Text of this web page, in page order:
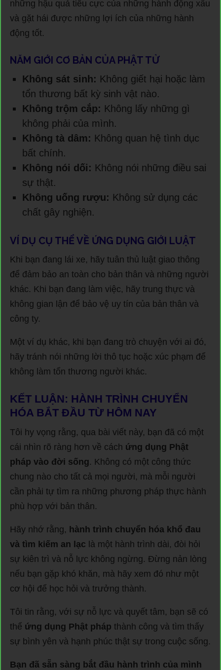
những hậu quả tiêu cực của những hành động xấu
và gặt hái được những lợi ích của những hành
động tốt.
NĂM GIỚI CƠ BẢN CỦA PHẬT TỬ
Không sát sinh: Không giết hại hoặc làm
tổn thương bất kỳ sinh vật nào.
Không trộm cắp: Không lấy những gì
không phải của mình.
Không tà dâm: Không quan hệ tình dục
bất chính.
Không nói dối: Không nói những điều sai
sự thật.
Không uống rượu: Không sử dụng các
chất gây nghiện.
VÍ DỤ CỤ THỂ VỀ ỨNG DỤNG GIỚI LUẬT
Khi bạn đang lái xe, hãy tuân thủ luật giao thông
để đảm bảo an toàn cho bản thân và những người
khác. Khi bạn đang làm việc, hãy trung thực và
không gian lận để bảo vệ uy tín của bản thân và
công ty.
Một ví dụ khác, khi bạn đang trò chuyện với ai đó,
hãy tránh nói những lời thô tục hoặc xúc phạm để
không làm tổn thương người khác.
KẾT LUẬN: HÀNH TRÌNH CHUYỂN
HÓA BẮT ĐẦU TỪ HÔM NAY
Tôi hy vọng rằng, qua bài viết này, bạn đã có một
cái nhìn rõ ràng hơn về cách ứng dụng Phật
pháp vào đời sống. Không có một công thức
chung nào cho tất cả mọi người, mà mỗi người
cần phải tự tìm ra những phương pháp thực hành
phù hợp với bản thân.
Hãy nhớ rằng, hành trình chuyển hóa khổ đau
và tìm kiếm an lạc là một hành trình dài, đòi hỏi
sự kiên trì và nỗ lực không ngừng. Đừng nản lòng
nếu bạn gặp khó khăn, mà hãy xem đó như một
cơ hội để học hỏi và trưởng thành.
Tôi tin rằng, với sự nỗ lực và quyết tâm, bạn sẽ có
thể ứng dụng Phật pháp thành công và tìm thấy
sự bình yên và hạnh phúc thật sự trong cuộc sống.
Bạn đã sẵn sàng bắt đầu hành trình của mình